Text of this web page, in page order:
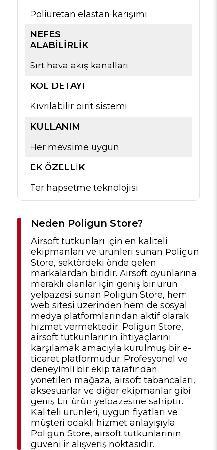
Poliüretan elastan karışımı
NEFES
ALABILIRLIK
Sırt hava akış kanalları
KOL DETAYI
Kıvrılabilir birit sistemi
KULLANIM
Her mevsime uygun
EK ÖZELLIK
Ter hapsetme teknolojisi
Neden Poligun Store?
Airsoft tutkunları için en kaliteli
ekipmanları ve ürünleri sunan Poligun
Store, sektördeki önde gelen
markalardan biridir. Airsoft oyunlarına
meraklı olanlar için geniş bir ürün
yelpazesi sunan Poligun Store, hem
web sitesi üzerinden hem de sosyal
medya platformlarından aktif olarak
hizmet vermektedir. Poligun Store,
airsoft tutkunlarının ihtiyaçlarını
karşılamak amacıyla kurulmuş bir e-
ticaret platformudur. Profesyonel ve
deneyimli bir ekip tarafından
yönetilen mağaza, airsoft tabancaları,
aksesuarlar ve diğer ekipmanlar gibi
geniş bir ürün yelpazesine sahiptir.
Kaliteli ürünleri, uygun fiyatları ve
müşteri odaklı hizmet anlayışıyla
Poligun Store, airsoft tutkunlarının
güvenilir alışveriş noktasıdır.